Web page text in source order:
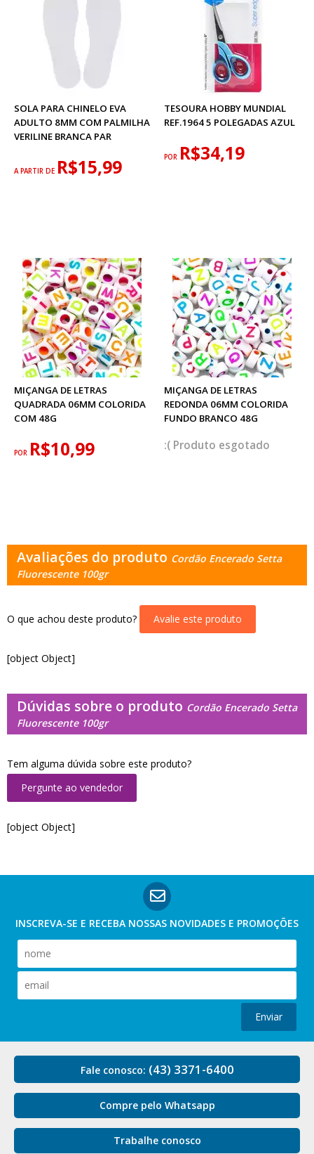
SOLA PARA CHINELO EVA
ADULTO 8MM COM PALMILHA
VERILINE BRANCA PAR
A PARTIR DE R$15,99
TESOURA HOBBY MUNDIAL
REF.1964 5 POLEGADAS AZUL
POR R$34,19
MIÇANGA DE LETRAS
QUADRADA 06MM COLORIDA
COM 48G
POR R$10,99
MIÇANGA DE LETRAS
REDONDA 06MM COLORIDA
FUNDO BRANCO 48G
esgotado
Avaliações do produto Cordão Encerado Setta
Fluorescente 100gr
O que achou deste produto? Avalie este produto
[object Object]
Dúvidas sobre o produto Cordão Encerado Setta
Fluorescente 100gr
Tem alguma dúvida sobre este produto?
Pergunte ao vendedor
[object Object]
INSCREVA-SE E RECEBA NOSSAS NOVIDADES E PROMOÇÕES
Enviar
Fale conosco: (43) 3371-6400
Compre pelo Whatsapp
Trabalhe conosco